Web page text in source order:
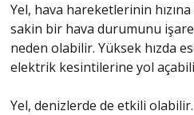
Yel, hava hareketlerinin
sakin bir hava durumunu
neden olabilir. Yüksek hızda
elektrik kesintilerine yol
Yel, denizlerde de etkili